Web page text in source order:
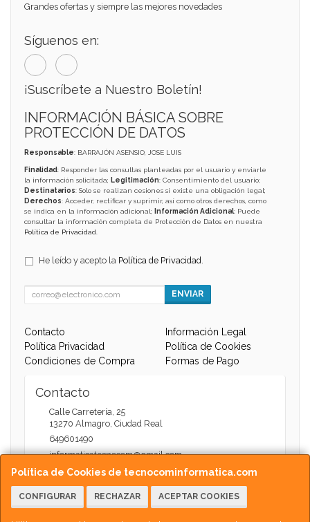
Política de Cookies de tecnocominformatica.com
CONFIGURAR RECHAZAR ACEPTAR COOKIES
Grandes ofertas y siempre las mejores novedades
Síguenos en:
¡Suscríbete a Nuestro Boletín!
INFORMACIÓN BÁSICA SOBRE
PROTECCIÓN DE DATOS
Responsable: BARRAJÓN ASENSIO, JOSE LUIS
Finalidad: Responder las consultas planteadas por el usuario y enviarle
la información solicitada; Legitimación: Consentimiento del usuario;
Destinatarios: Solo se realizan cesiones si existe una obligación legal;
Derechos: Acceder, rectificar y suprimir, así como otros derechos, como
se indica en la información adicional;
Información Adicional: Puede
consultar la información completa de Protección de Datos en nuestra
Política de Privacidad
He leído y acepto la Política de Privacidad
ENVIAR
Contacto
Información Legal
Política Privacidad
Política de Cookies
Condiciones de Compra
Formas de Pago
Contacto
Calle Carretería, 25
13270 Almagro Ciudad Real
649601490
informaticatecnocom@gmail.com
Horario